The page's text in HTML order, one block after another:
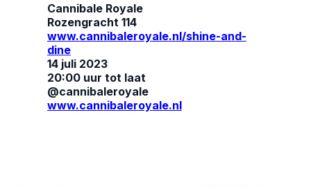
Cannibale Royale
Rozengracht 114
www.cannibaleroyale.nl/shine-and-
dine
14 juli 2023
20:00 uur tot laat
@cannibaleroyale
www.cannibaleroyale.nl